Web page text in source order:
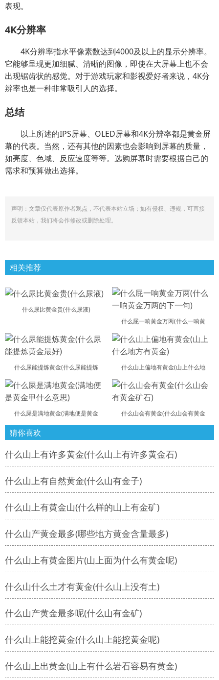
表现。
4K分辨率
4K分辨率指水平像素数达到4000及以上的显示分辨率。
它能够呈现更加细腻、清晰的图像，即使在大屏幕上也不会
出现锯齿状的感觉。对于游戏玩家和影视爱好者来说，4K分
辨率也是一种非常吸引人的选择。
总结
以上所述的IPS屏幕、OLED屏幕和4K分辨率都是黄金屏
幕的代表。当然，还有其他的因素也会影响到屏幕的质量，
如亮度、色域、反应速度等等。选购屏幕时需要根据自己的
需求和预算做出选择。
声明：文章仅代表原作者观点，不代表本站立场；如有侵权、违规，可直接
反馈本站，我们将会作修改或删除处理。
相关推荐
什么尿比黄金贵(什么尿液)
什么屁一响黄金万两(什么一响黄
什么尿能提炼黄金(什么尿能提炼 什么山上偏地有黄金(山上什么地
什么屎是满地黄金(满地便是黄金 什么山会有黄金(什么山会有黄金
猜你喜欢
什么山上有许多黄金(什么山上有许多黄金石)
什么山上有自然黄金(什么山有金子)
什么山上有黄金山(什么样的山上有金矿)
什么山产黄金最多(哪些地方黄金含量最多)
什么山上有黄金图片(山上面为什么有黄金呢)
什么山什么土才有黄金(什么山上没有土)
什么山产黄金最多呢(什么山有金矿)
什么山上能挖黄金(什么山上能挖黄金呢)
什么山上出黄金(山上有什么岩石容易有黄金)